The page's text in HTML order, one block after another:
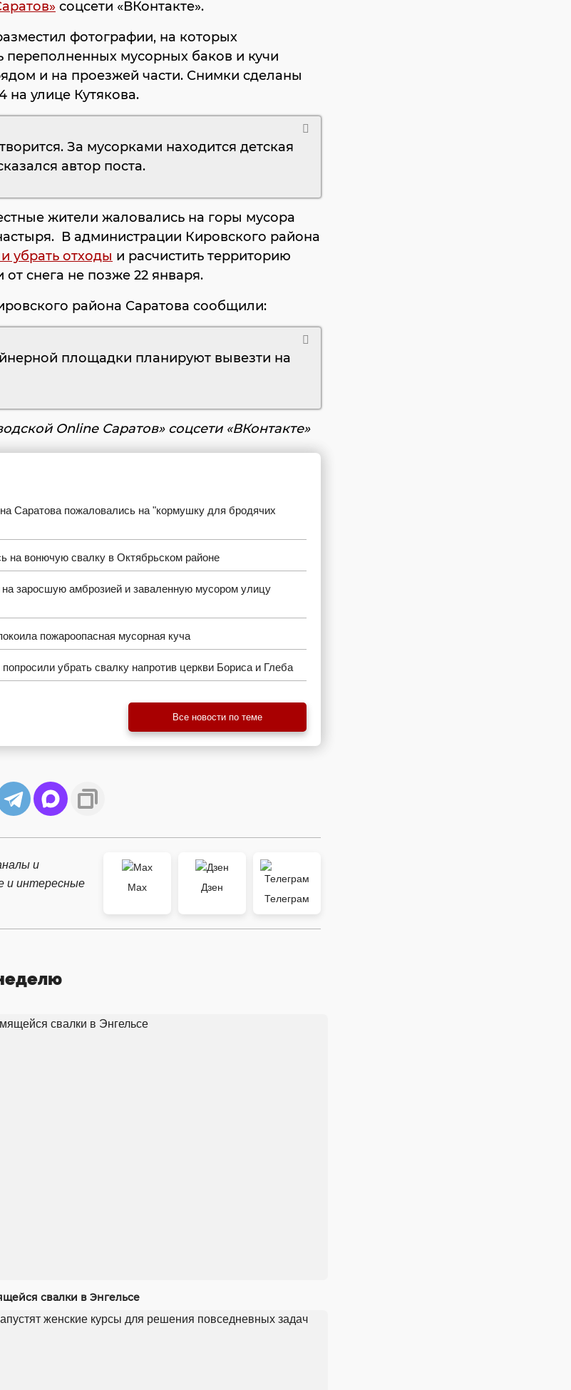
соцсети «ВКонтакте».
фотографии, на которых
переполненных мусорных баков и кучи
и на проезжей части. Снимки сделаны
улице Кутякова.
За мусорками находится детская
автор поста.
жители жаловались на горы мусора
В администрации Кировского района
убрать отходы и расчистить территорию
снега не позже 22 января.
района Саратова сообщили:
площадки планируют вывезти на
Online Саратов» соцсети «ВКонтакте»
Саратова пожаловались на "кормушку для бродячих
на вонючую свалку в Октябрьском районе
заросшую амброзией и заваленную мусором улицу
пожароопасная мусорная куча
убрать свалку напротив церкви Бориса и Глеба
Все новости по теме
и
и интересные
Max
Дзен
Телеграм
свалки в Энгельсе